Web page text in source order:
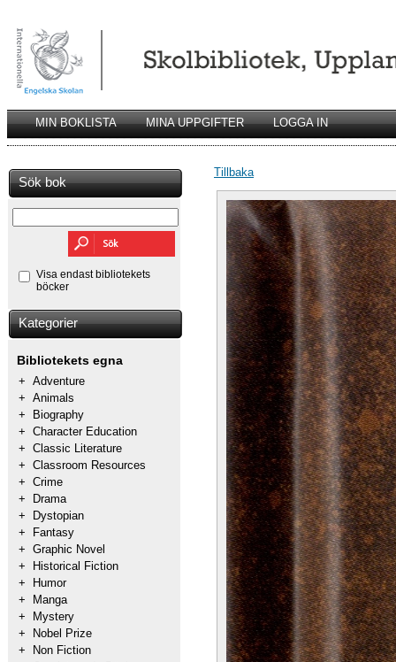
MIN BOKLISTA MINA UPPGIFTER LOGGA IN
Sök bok
Visa endast bibliotekets
böcker
Kategorier
Bibliotekets egna
+ Adventure
+ Animals
+
Biography
+ Character Education
+ Classic Literature
+ Classroom Resources
+ Crime
+
Drama
+
Dystopian
+
Fantasy
+ Graphic Novel
+
Historical Fiction
+
Humor
+
Manga
+
Mystery
+
Nobel Prize
+
Non Fiction
Tillbaka